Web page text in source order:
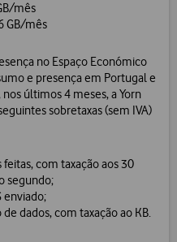
mês
GB/mês
no Espaço Económico
e presença em Portugal e
últimos 4 meses, a Yorn
sobretaxas (sem IVA)
com taxação aos 30
segundo;
enviado;
dados, com taxação ao KB.